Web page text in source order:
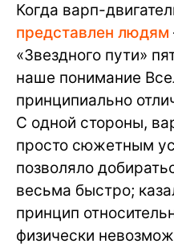
Когда варп-
представлен людям
«Звездного пути»
наше понимание
принципиально
С одной стороны,
просто сюжетным
позволяло
весьма быстро;
принцип
физически